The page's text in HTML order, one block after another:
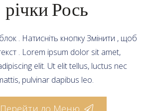
річки Рось
. Натисніть кнопку Змінити , щоб
. Lorem ipsum dolor sit amet,
elit. Ut elit tellus, luctus nec
pulvinar dapibus leo.
Перейти до Меню